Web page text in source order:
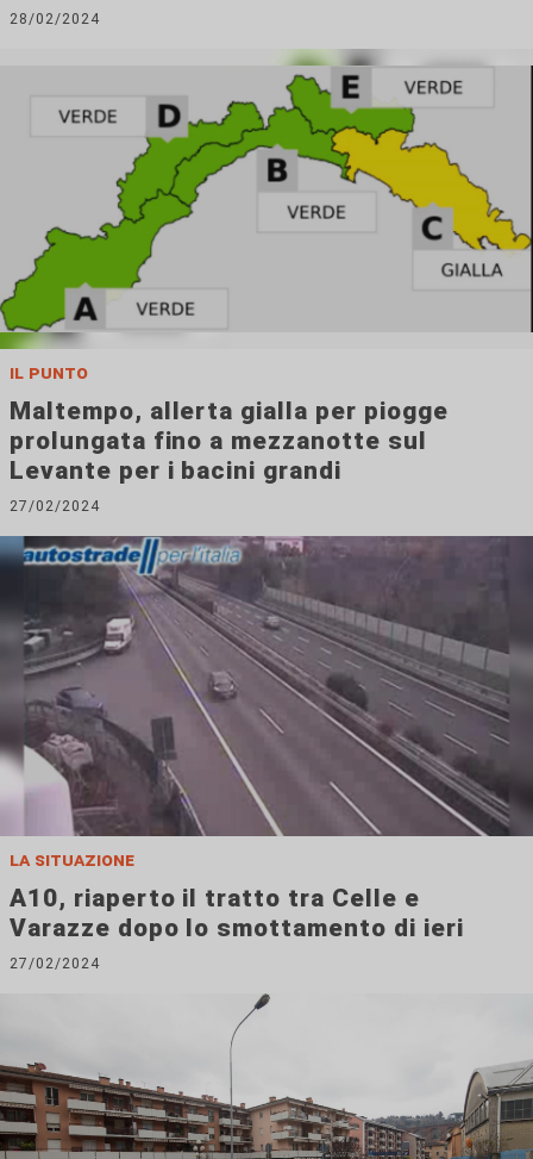
28/02/2024
il punto
Maltempo, allerta gialla per piogge
prolungata fino a mezzanotte sul
Levante per i bacini grandi
27/02/2024
la situazione
A10, riaperto il tratto tra Celle e
Varazze dopo lo smottamento di ieri
27/02/2024